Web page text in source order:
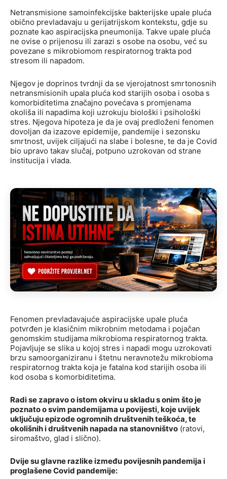
Netransmisione samoinfekcijske bakterijske upale pluća
obično prevladavaju u gerijatrijskom kontekstu, gdje su
poznate kao aspiracijska pneumonija. Takve upale pluća
ne ovise o prijenosu ili zarazi s osobe na osobu, već su
povezane s mikrobiomom respiratornog trakta pod
stresom ili napadom.
Njegov je doprinos tvrdnji da se vjerojatnost smrtonosnih
netransmisionih upala pluća kod starijih osoba i osoba s
komorbiditetima značajno povećava s promjenama
okoliša ili napadima koji uzrokuju biološki i psihološki
stres. Njegova hipoteza je da je ovaj predloženi fenomen
dovoljan da izazove epidemije, pandemije i sezonsku
smrtnost, uvijek ciljajući na slabe i bolesne, te da je Covid
bio upravo takav slučaj, potpuno uzrokovan od strane
institucija i vlada.
Fenomen prevladavajuće aspiracijske upale pluća
potvrđen je klasičnim mikrobnim metodama i pojačan
genomskim studijama mikrobioma respiratornog trakta.
Pojavljuje se slika u kojoj stres i napadi mogu uzrokovati
brzu samoorganiziranu i štetnu neravnotežu mikrobioma
respiratornog trakta koja je fatalna kod starijih osoba ili
kod osoba s komorbiditetima.
Radi se zapravo o istom okviru u skladu s onim što je
poznato o svim pandemijama u povijesti, koje uvijek
uključuju epizode ogromnih društvenih teškoća, te
okolišnih i društvenih napada na stanovništvo (ratovi,
siromaštvo, glad i slično).
Dvije su glavne razlike između povijesnih pandemija i
proglašene Covid pandemije: